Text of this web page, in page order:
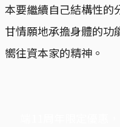
本要繼續自己結構性的
甘情願地承擔身體的功
嚮往資本家的精神。